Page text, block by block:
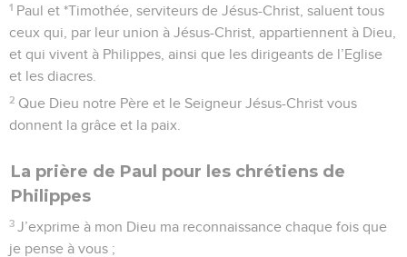
1 Paul et *Timothée, serviteurs de Jésus-Christ, saluent tous
ceux qui, par leur union à Jésus-Christ, appartiennent à Dieu,
et qui vivent à Philippes, ainsi que les dirigeants de l’Eglise
et les diacres.
2 Que Dieu notre Père et le Seigneur Jésus-Christ vous
donnent la grâce et la paix.
La prière de Paul pour les chrétiens de
Philippes
3 J’exprime à mon Dieu ma reconnaissance chaque fois que
je pense à vous ;